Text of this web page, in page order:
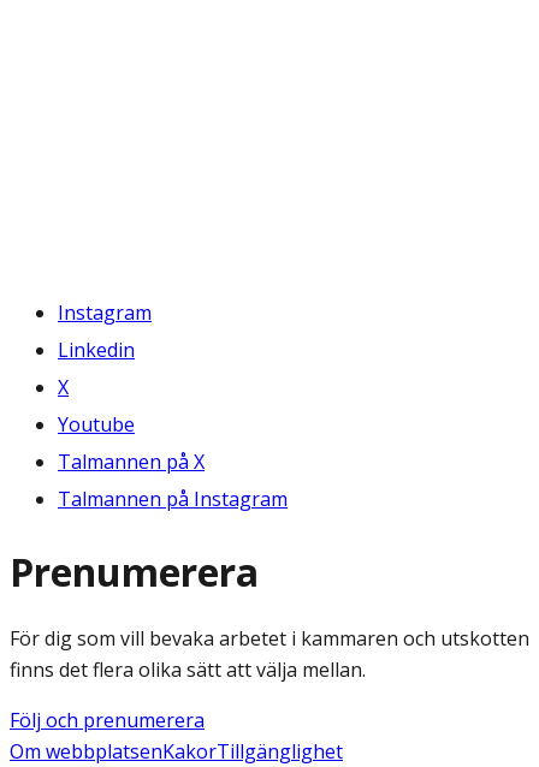
Instagram
Linkedin
X
Youtube
Talmannen på X
Talmannen på Instagram
Prenumerera
För dig som vill bevaka arbetet i kammaren och utskotten
finns det flera olika sätt att välja mellan.
Följ och prenumerera
Om webbplatsenKakorTillgänglighet